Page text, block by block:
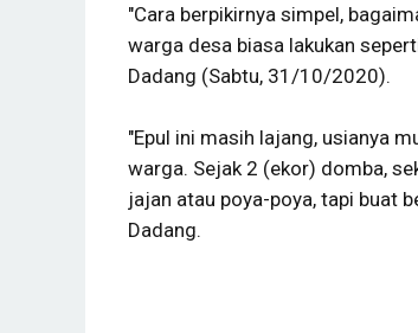
"Cara berpikirnya simpel,
warga desa biasa lakukan
Dadang (Sabtu, 31/10/2020).
"Epul ini masih lajang, usianya
warga. Sejak 2 (ekor) domba,
jajan atau poya-poya, tapi buat
Dadang.